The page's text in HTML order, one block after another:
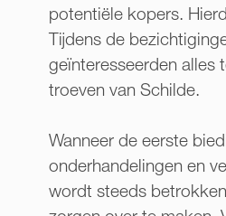
potentiële kopers.
Tijdens de
geïnteresseerden alles
troeven van Schilde.
Wanneer de eerste
onderhandelingen en
wordt steeds